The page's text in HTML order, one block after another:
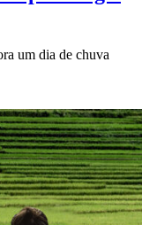
um dia de chuva